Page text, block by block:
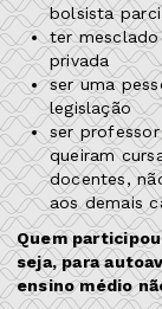
bolsista
ter
privada
ser uma
legislação
ser
queiram
docentes,
aos demais
Quem
seja, para
ensino médio